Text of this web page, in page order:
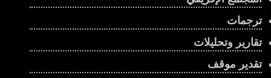
ترجمات
تقارير وتحليلات
تقدير موقف